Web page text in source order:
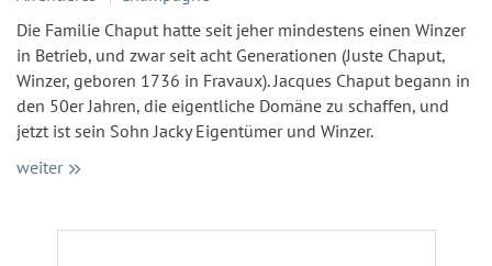
Die Familie Chaput hatte seit jeher mindestens einen Winzer
in Betrieb, und zwar seit acht Generationen (Juste Chaput,
Winzer, geboren 1736 in Fravaux). Jacques Chaput begann in
den 50er Jahren, die eigentliche Domäne zu schaffen, und
jetzt ist sein Sohn Jacky Eigentümer und Winzer.
weiter